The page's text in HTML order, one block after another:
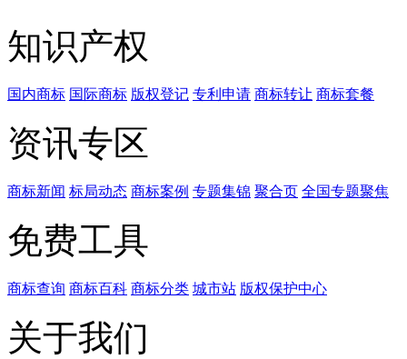
知识产权
国内商标 国际商标 版权登记 专利申请 商标转让 商标套餐
资讯专区
商标新闻 标局动态 商标案例 专题集锦 聚合页 全国专题聚焦
免费工具
商标查询 商标百科 商标分类 城市站 版权保护中心
关于我们